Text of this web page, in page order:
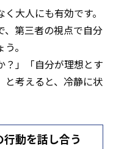
大人にも有効です。
、第三者の視点で自分
。
？」「自分が理想とす
と考えると、冷静に状
動を話し合う